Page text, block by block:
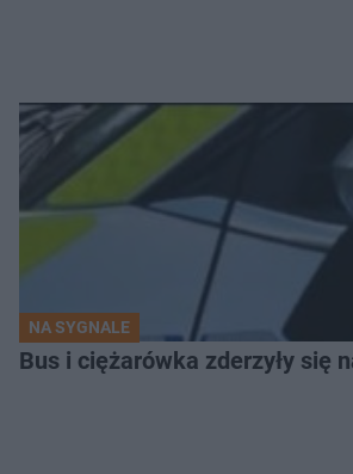
NA SYGNALE
Bus i ciężarówka zderzyły się